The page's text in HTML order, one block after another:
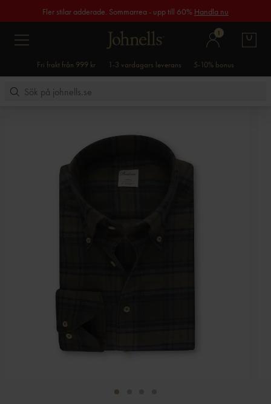
Fler stilar adderade. Sommarrea - upp till 60% Handla nu
1
Fri frakt från 999 kr 1-3 vardagars leverans 5-10% bonus